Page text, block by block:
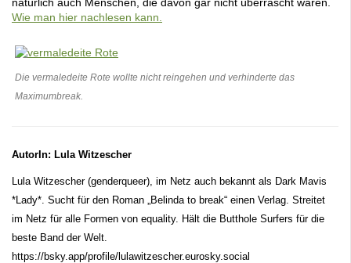
Wie man hier nachlesen kann.
Die vermaledeite Rote wollte nicht reingehen und verhinderte das
Maximumbreak.
AutorIn: Lula Witzescher
Lula Witzescher (genderqueer), im Netz auch bekannt als Dark Mavis
*Lady*. Sucht für den Roman „Belinda to break“ einen Verlag. Streitet
im Netz für alle Formen von equality. Hält die Butthole Surfers für die
beste Band der Welt.
https://bsky.app/profile/lulawitzescher.eurosky.social